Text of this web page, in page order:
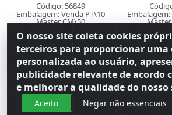
Código: 56849
Embalagem: Venda PT\10
Master CM\50
Faça seu login ou
cadastre-se para
ver preços e
comprar
Faça
ver
O nosso site coleta cookies
terceiros para proporcionar uma
personalizada ao usuário,
publicidade relevante de acordo
e melhorar a qualidade do nosso
Aceito
Negar não essenciais